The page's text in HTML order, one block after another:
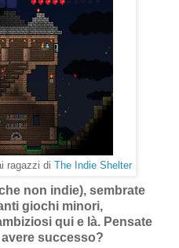
ragazzi di The Indie Shelter
non indie), sembrate
giochi minori,
qui e là. Pensate
successo?